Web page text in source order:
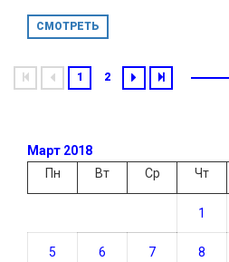
СМОТРЕТЬ
1 2
Март 2018
Пн
Вт Ср Чт
1
5 6 7 8